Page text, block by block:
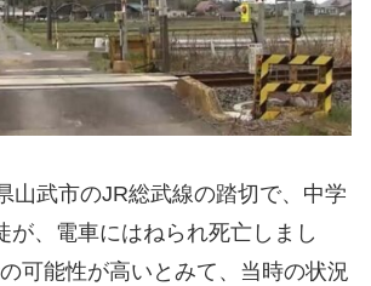
山武市のJR総武線の踏切で、中学
が、電車にはねられ死亡しまし
可能性が高いとみて、当時の状況